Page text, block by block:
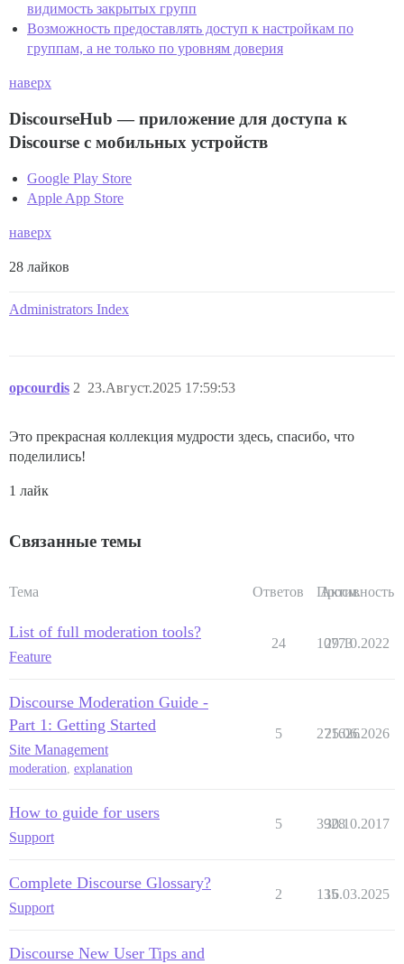
видимость закрытых групп
Возможность предоставлять доступ к настройкам по
группам, а не только по уровням доверия
наверх
DiscourseHub — приложение для доступа к
Discourse с мобильных устройств
Google Play Store
Apple App Store
наверх
28 лайков
Administrators Index
opcourdis 23.Август.2025 17:59:53
2
Это прекрасная коллекция мудрости здесь, спасибо, что
поделились!
1 лайк
Связанные темы
Тема Ответов Просм.
Активность
List of full moderation tools?
Feature
24 10773
29.10.2022
Discourse Moderation Guide -
Part 1: Getting Started
Site Management
moderation, explanation
5 271626
25.06.2026
How to guide for users
Support
5 3928
30.10.2017
Complete Discourse Glossary?
Support
2 135
16.03.2025
Discourse New User Tips and